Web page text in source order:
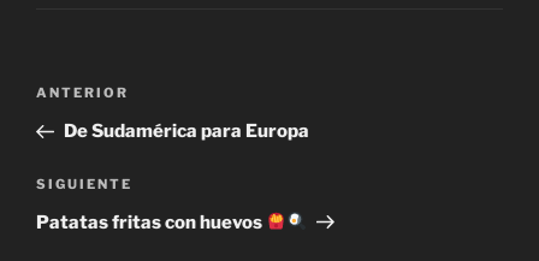
Navegación
entradas
Entrada
anterior:
ANTERIOR
De Sudamérica para Europa
Siguiente
entrada
SIGUIENTE
Patatas fritas con huevos